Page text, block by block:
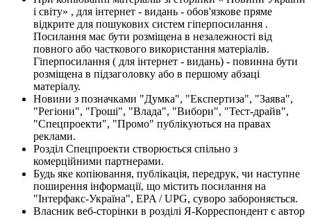
і світу» , для інтернет - видань - обов'язкове пряме
відкрите для пошукових систем гіперпосилання .
Посилання має бути розміщена в незалежності від
повного або часткового використання матеріалів.
Гіперпосилання ( для інтернет - видань) - повинна бути
розміщена в підзаголовку або в першому абзаці
матеріалу.
Новини з позначками "Думка", "Експертиза", "Заява",
"Регіони", "Гроші", "Влада", "Вибори", "Тест-драйв",
"Спецпроекти", "Промо" публікуються на правах
реклами.
Розділ Спецпроекти створюється спільно з
комерційними партнерами.
Будь яке копіювання, публікація, передрук, чи наступне
поширення інформації, що містить посилання на
"Інтерфакс-Україна", EPA / UPG, суворо забороняється.
Власник веб-сторінки в розділі Я-Корреспондент є автор